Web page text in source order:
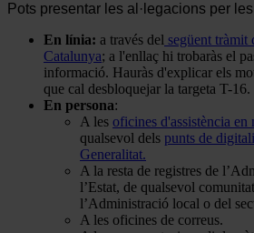
Pots presentar les al·legacions per
En línia: a través del següent tràmit
Catalunya; a l'enllaç hi trobaràs el
informació. Hauràs d'explicar els
que cal desbloquejar la targeta T-16.
En persona:
A les oficines d'assistència en
qualsevol dels punts de
Generalitat.
A la resta de registres de
l’Estat, de qualsevol
l’Administració local o del
A les oficines de correus.